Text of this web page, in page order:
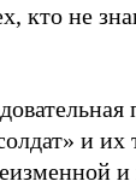
кто не
и их